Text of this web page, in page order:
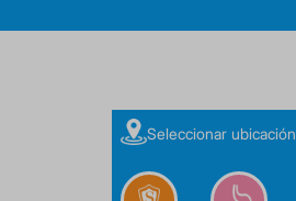
Seleccionar ubicación